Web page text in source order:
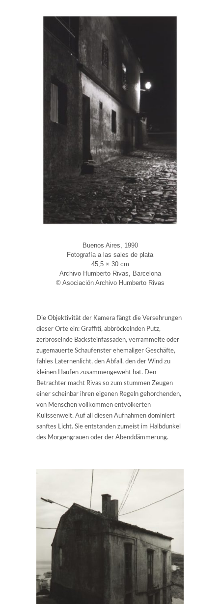
Buenos Aires, 1990
Fotografía a las sales de plata
45,5 × 30 cm
Archivo Humberto Rivas, Barcelona
© Asociación Archivo Humberto Rivas
Die Objektivität der Kamera fängt die Versehrungen
dieser Orte ein: Graffiti, abbröckelnden Putz,
zerbröselnde Backsteinfassaden, verrammelte oder
zugemauerte Schaufenster ehemaliger Geschäfte,
fahles Laternenlicht, den Abfall, den der Wind zu
kleinen Haufen zusammengeweht hat. Den
Betrachter macht Rivas so zum stummen Zeugen
einer scheinbar ihren eigenen Regeln gehorchenden,
von Menschen vollkommen entvölkerten
Kulissenwelt. Auf all diesen Aufnahmen dominiert
sanftes Licht. Sie entstanden zumeist im Halbdunkel
des Morgengrauen oder der Abenddämmerung.